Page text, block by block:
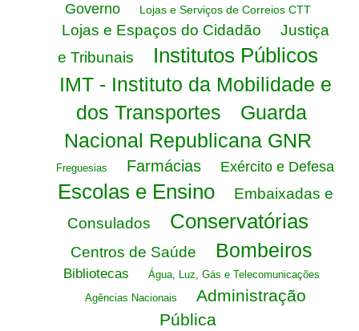
Governo
Lojas e Serviços de Correios CTT
Lojas e Espaços do Cidadão
Justiça
e Tribunais
Institutos Públicos
IMT - Instituto da Mobilidade e
dos Transportes
Guarda
Nacional Republicana GNR
Freguesias Farmácias Exército e Defesa
Escolas e Ensino
Embaixadas e
Consulados
Conservatórias
Centros de Saúde Bombeiros
Bibliotecas
Água, Luz, Gás e Telecomunicações
Agências Nacionais
Administração
Pública